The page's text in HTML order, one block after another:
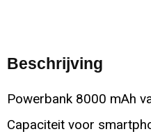
Beschrijving
Powerbank 8000 mAh
Capaciteit voor